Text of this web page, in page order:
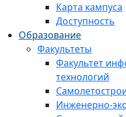
Карта кампуса
Доступность
Образование
Факультеты
Факультет
технологий
Инженерно-